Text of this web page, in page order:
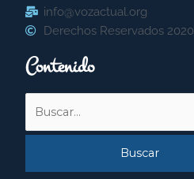
info@vozactual.org
Derechos Reservados 2020
Contenido
por: